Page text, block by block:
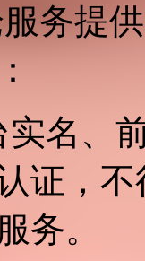
务提
实名、
证，
务。